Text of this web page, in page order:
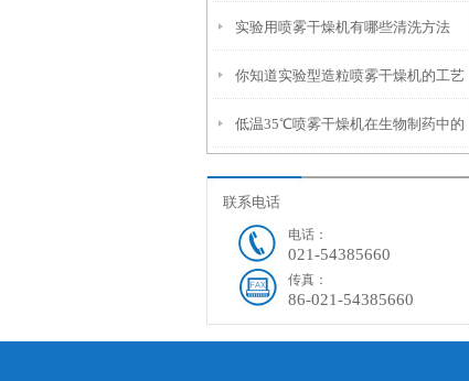
其优势在哪里?
实验用喷雾干燥机有哪些清洗方法
你知道实验型造粒喷雾干燥机的工艺
流程是什么么
低温35℃喷雾干燥机在生物制药中的
应用有哪些？
联系电话
电话：
021-54385660
传真：
86-021-54385660